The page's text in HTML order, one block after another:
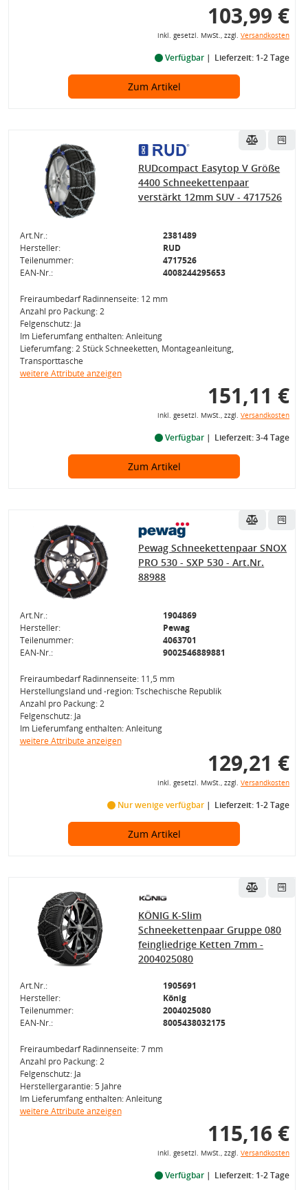
103,99 €
inkl. gesetzl. MwSt., zzgl. Versandkosten
Verfügbar Lieferzeit: 1-2 Tage
Zum Artikel
RUDcompact Easytop V Größe
4400 Schneekettenpaar
verstärkt 12mm SUV - 4717526
Art.Nr.:
2381489
Hersteller:
RUD
Teilenummer:
4717526
EAN-Nr.:
4008244295653
Freiraumbedarf Radinnenseite: 12 mm
Anzahl pro Packung: 2
Felgenschutz: Ja
Im Lieferumfang enthalten: Anleitung
Lieferumfang: 2 Stück Schneeketten, Montageanleitung,
Transporttasche
weitere Attribute anzeigen
151,11 €
inkl. gesetzl. MwSt., zzgl. Versandkosten
Verfügbar Lieferzeit: 3-4 Tage
Zum Artikel
Pewag Schneekettenpaar SNOX
PRO 530 - SXP 530 - Art.Nr.
88988
Art.Nr.:
1904869
Hersteller:
Pewag
Teilenummer:
4063701
EAN-Nr.:
9002546889881
Freiraumbedarf Radinnenseite: 11,5 mm
Herstellungsland und -region: Tschechische Republik
Anzahl pro Packung: 2
Felgenschutz: Ja
Im Lieferumfang enthalten: Anleitung
weitere Attribute anzeigen
129,21 €
inkl. gesetzl. MwSt., zzgl. Versandkosten
Nur wenige verfügbar Lieferzeit: 1-2 Tage
Zum Artikel
KÖNIG K-Slim
Schneekettenpaar Gruppe 080
feingliedrige Ketten 7mm -
2004025080
Art.Nr.:
1905691
Hersteller:
König
Teilenummer:
2004025080
EAN-Nr.:
8005438032175
Freiraumbedarf Radinnenseite: 7 mm
Anzahl pro Packung: 2
Felgenschutz: Ja
Herstellergarantie: 5 Jahre
Im Lieferumfang enthalten: Anleitung
weitere Attribute anzeigen
115,16 €
inkl. gesetzl. MwSt., zzgl. Versandkosten
Verfügbar Lieferzeit: 1-2 Tage